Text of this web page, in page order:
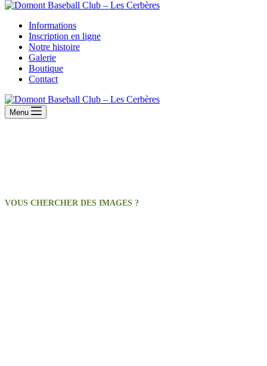
Informations
Inscription en ligne
Notre histoire
Galerie
Boutique
Contact
Menu
VOUS CHERCHER DES IMAGES ?